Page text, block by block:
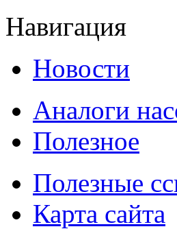
Навигация
Новости
Аналоги
Полезное
Полезные
Карта сайта